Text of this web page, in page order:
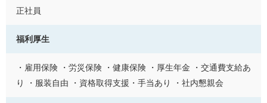
正社員
福利厚生
・雇用保険 ・労災保険 ・健康保険 ・厚生年金 ・交通費支給あ
り ・服装自由 ・資格取得支援・手当あり ・社内懇親会